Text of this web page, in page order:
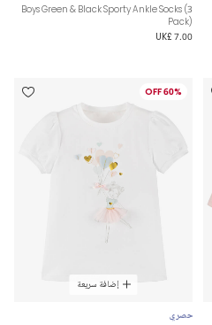
Boys Green & Black Sporty Ankle Socks (3
Pack)
UK£ 7.00
60% OFF
إضافة سريعة
حصري